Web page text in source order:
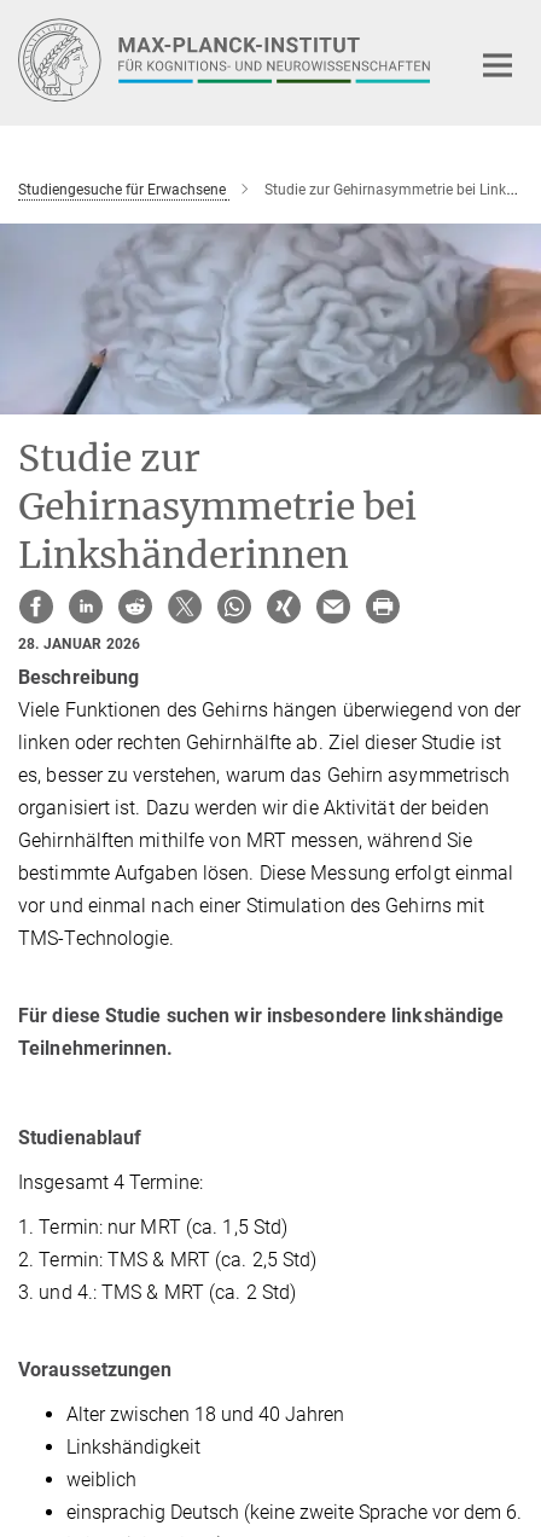
Hauptinhalt
Studiengesuche für Erwachsene Studie zur Gehirnasymmetrie bei Linkshändern
Studie zur
Gehirnasymmetrie bei
Linkshänderinnen
28. JANUAR 2026
Beschreibung
Viele Funktionen des Gehirns hängen überwiegend von der
linken oder rechten Gehirnhälfte ab. Ziel dieser Studie ist
es, besser zu verstehen, warum das Gehirn asymmetrisch
organisiert ist. Dazu werden wir die Aktivität der beiden
Gehirnhälften mithilfe von MRT messen, während Sie
bestimmte Aufgaben lösen. Diese Messung erfolgt einmal
vor und einmal nach einer Stimulation des Gehirns mit
TMS-Technologie.
Für diese Studie suchen wir insbesondere linkshändige
Teilnehmerinnen.
Studienablauf
Insgesamt 4 Termine:
1. Termin: nur MRT (ca. 1,5 Std)
2. Termin: TMS & MRT (ca. 2,5 Std)
3. und 4.: TMS & MRT (ca. 2 Std)
Voraussetzungen
Alter zwischen 18 und 40 Jahren
Linkshändigkeit
weiblich
einsprachig Deutsch (keine zweite Sprache vor dem 6.